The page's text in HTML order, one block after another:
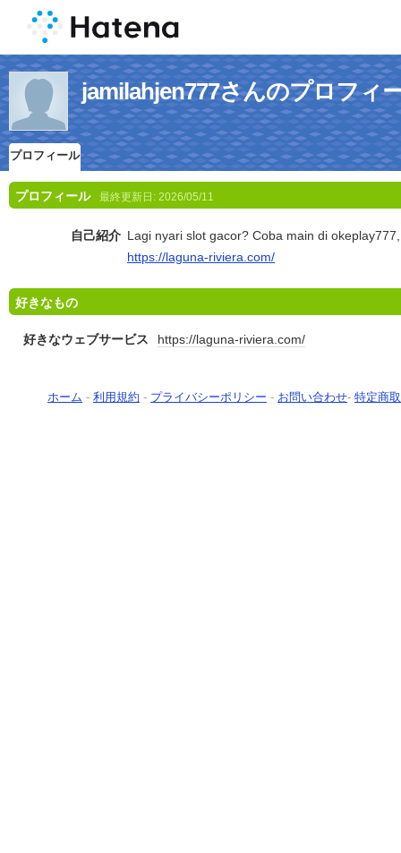
jamilahjen777さんのプロフィ
プロフィール
プロフィール 最終更新日: 2026/05/11
自己紹介 Lagi nyari slot gacor? Coba main di
https://laguna-riviera.com/
好きなもの
好きなウェブサービス https://laguna-riviera.com/
ホーム - 利用規約 - プライバシーポリシー - お問い合わせ- 特定商